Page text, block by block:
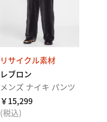
リサイクル素材
レブロン
メンズ ナイキ パンツ
￥15,299
(税込)